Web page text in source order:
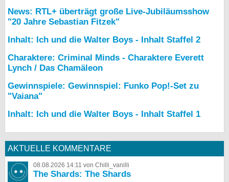
News: RTL+ überträgt große Live-Jubiläumsshow
"20 Jahre Sebastian Fitzek"
Inhalt: Ich und die Walter Boys - Inhalt Staffel 2
Charaktere: Criminal Minds - Charaktere Everett
Lynch / Das Chamäleon
Gewinnspiele: Gewinnspiel: Funko Pop!-Set zu
"Vaiana"
Inhalt: Ich und die Walter Boys - Inhalt Staffel 1
AKTUELLE KOMMENTARE
08.08.2026 14:11 von Chilli_vanilli
The Shards: The Shards